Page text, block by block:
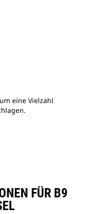
eine Vielzahl
FÜR B9